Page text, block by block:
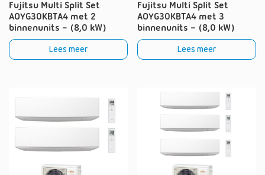
Fujitsu Multi Split Set
AOYG30KBTA4 met 2
binnenunits – (8,0 kW)
Lees meer
Fujitsu Multi Split Set
AOYG30KBTA4 met 3
binnenunits – (8,0 kW)
Lees meer